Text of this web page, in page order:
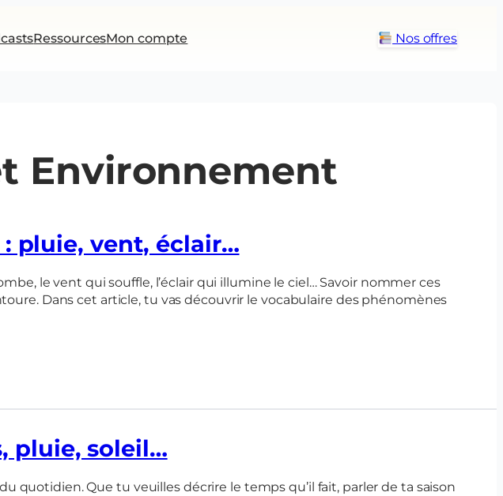
RessourcesMon compte Nos offres
Environnement
pluie, vent, éclair…
Dans cet article, tu vas découvrir le vocabulaire des phénomènes
pluie, soleil…